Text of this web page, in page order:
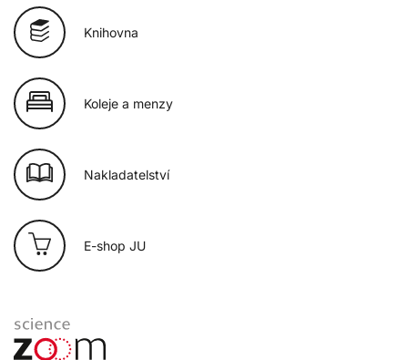
Knihovna
Koleje a menzy
Nakladatelství
E-shop JU